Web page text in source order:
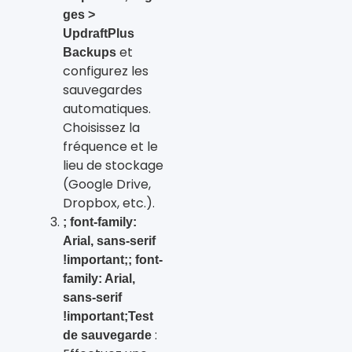
ges >
UpdraftPlus
Backups et
configurez les
sauvegardes
automatiques.
Choisissez la
fréquence et le
lieu de stockage
(Google Drive,
Dropbox, etc.).
; font-family:
Arial, sans-serif
!important;; font-
family: Arial,
sans-serif
!important;Test
de sauvegarde :